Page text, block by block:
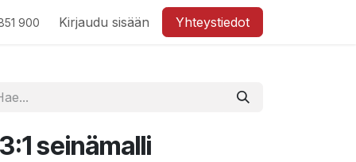
900 Kirjaudu sisään Yhteystiedot
seinämalli